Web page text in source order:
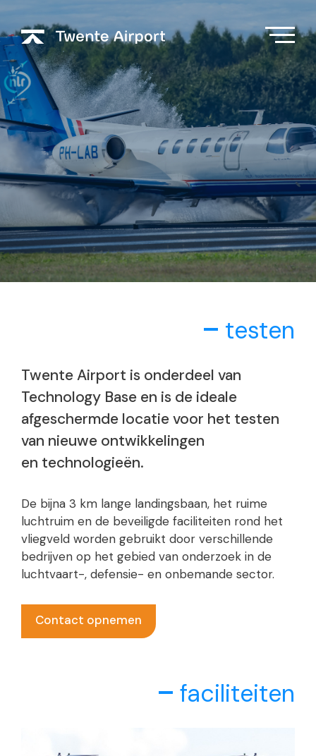
testen
Twente Airport is onderdeel van
Technology Base en is de ideale
afgeschermde locatie voor het testen
van nieuwe ontwikkelingen
en technologieën.
De bijna 3 km lange landingsbaan, het ruime
luchtruim en de beveiligde faciliteiten rond het
vliegveld worden gebruikt door verschillende
bedrijven op het gebied van onderzoek in de
luchtvaart-, defensie- en onbemande sector.
Contact opnemen
faciliteiten